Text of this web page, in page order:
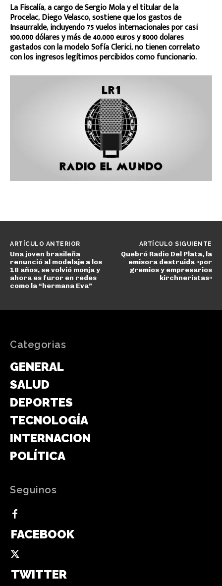
La Fiscalía, a cargo de Sergio Mola y el titular de la
Procelac, Diego Velasco, sostiene que los gastos de
Insaurralde, incluyendo 75 vuelos internacionales por casi
100.000 dólares y más de 40.000 euros y 8000 dolares
gastados con la modelo Sofía Clerici, no tienen correlato
con los ingresos legítimos percibidos como funcionario.
ARTÍCULO ANTERIOR
Una joven brasileña
renunció al modelaje a los
18 años, se volvió monja y
ahora es furor en redes
como la “hermana Eva”
ARTÍCULO SIGUIENTE
Quebró Radio Del Plata, la
emisora destruida «por
gremios y empresarios
kirchneristas»
Categorias
GENERAL
SALUD
DEPORTES
TECNOLOGÍA
INTERNACIONAL
POLÍTICA
Seguinos
FACEBOOK
TWITTER